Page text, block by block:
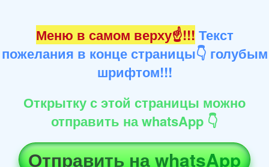
Меню в самом верху☝!!! Текст
пожелания в конце страницы👇 голубым
шрифтом!!!
Открытку с этой страницы можно
отправить на whatsApp 👇
Отправить на whatsApp